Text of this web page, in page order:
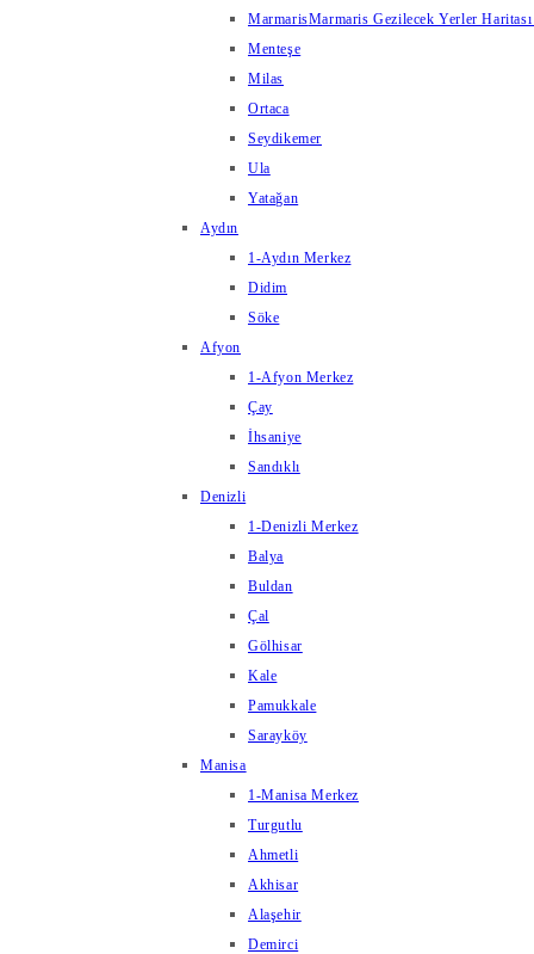
MarmarisMarmaris Gezilecek Yerler
Menteşe
Milas
Ortaca
Seydikemer
Ula
Yatağan
Aydın
1-Aydın Merkez
Didim
Söke
Afyon
1-Afyon Merkez
Çay
İhsaniye
Sandıklı
Denizli
1-Denizli Merkez
Balya
Buldan
Çal
Gölhisar
Kale
Pamukkale
Sarayköy
Manisa
1-Manisa Merkez
Turgutlu
Ahmetli
Akhisar
Alaşehir
Demirci